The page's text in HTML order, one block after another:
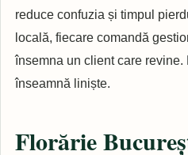
reduce confuzia și timpul
locală, fiecare comandă
însemna un client care revine.
înseamnă liniște.
Florărie